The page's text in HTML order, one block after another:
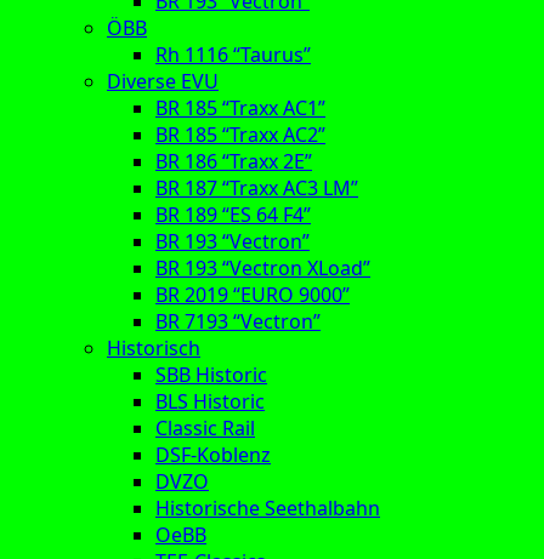
ÖBB
Rh 1116 “Taurus”
Diverse EVU
BR 185 “Traxx AC1”
BR 185 “Traxx AC2”
BR 186 “Traxx 2E”
BR 187 “Traxx AC3 LM”
BR 189 “ES 64 F4”
BR 193 “Vectron”
BR 193 “Vectron XLoad”
BR 2019 “EURO 9000”
BR 7193 “Vectron”
Historisch
SBB Historic
BLS Historic
Classic Rail
DSF-Koblenz
DVZO
Historische Seethalbahn
OeBB